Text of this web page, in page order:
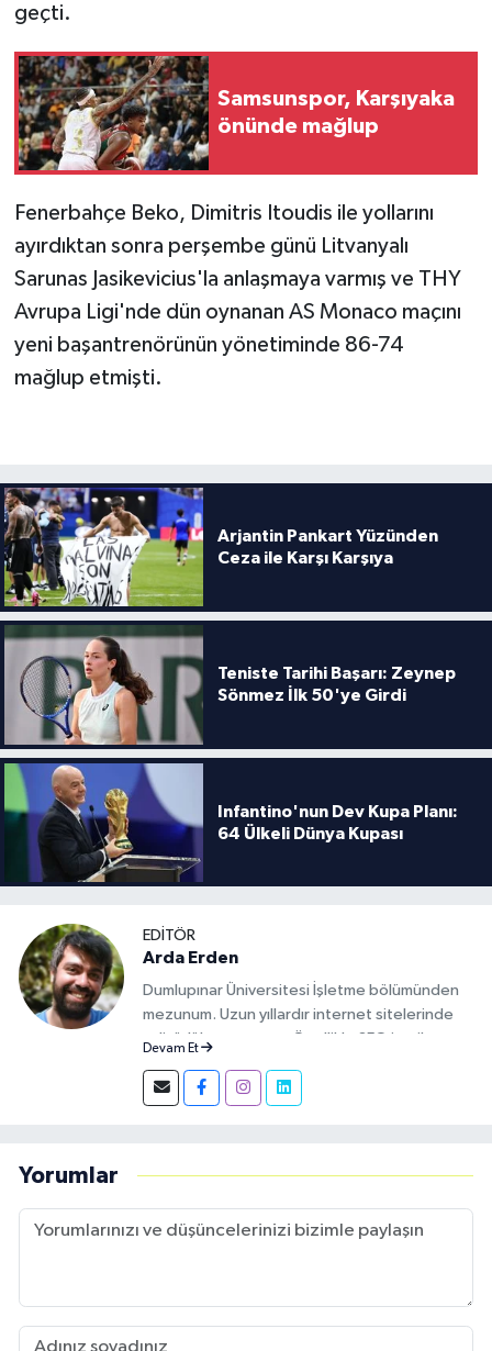
geçti.
Samsunspor, Karşıyaka
önünde mağlup
Fenerbahçe Beko, Dimitris Itoudis ile yollarını
ayırdıktan sonra perşembe günü Litvanyalı
Sarunas Jasikevicius'la anlaşmaya varmış ve THY
Avrupa Ligi'nde dün oynanan AS Monaco maçını
yeni başantrenörünün yönetiminde 86-74
mağlup etmişti.
Arjantin Pankart Yüzünden
Ceza ile Karşı Karşıya
Teniste Tarihi Başarı: Zeynep
Sönmez İlk 50'ye Girdi
Infantino'nun Dev Kupa Planı:
64 Ülkeli Dünya Kupası
EDITÖR
Arda Erden
Dumlupınar Üniversitesi İşletme bölümünden
mezunum. Uzun yıllardır internet sitelerinde
editörlük yapıyorum. Özellikle SEO içerik
Devam Et
Yorumlar
Formula 1
Atletizm
Hentbol
Bisiklet
Boks
Halter
Motor Sporları
Su Sporları
Diğer Spor Dalları
Futbolcular